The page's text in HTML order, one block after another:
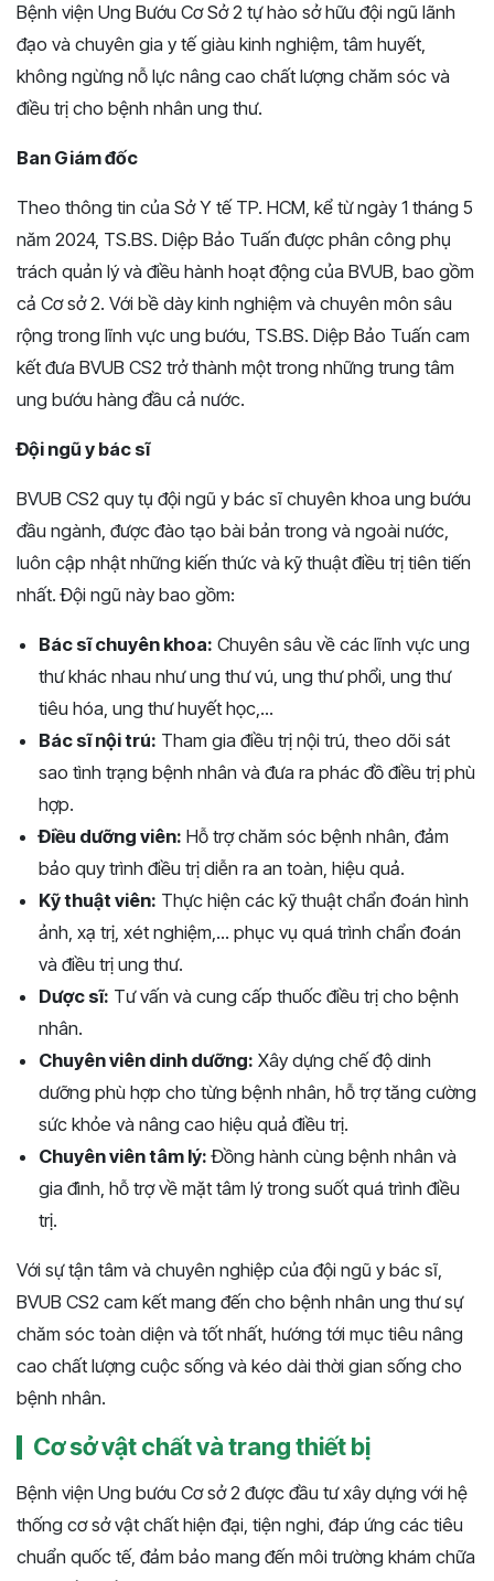
Bệnh viện Ung Bướu Cơ Sở 2 tự hào sở hữu đội ngũ lãnh
đạo và chuyên gia y tế giàu kinh nghiệm, tâm huyết,
không ngừng nỗ lực nâng cao chất lượng chăm sóc và
điều trị cho bệnh nhân ung thư.
Ban Giám đốc
Theo thông tin của Sở Y tế TP. HCM, kể từ ngày 1 tháng 5
năm 2024, TS.BS. Diệp Bảo Tuấn được phân công phụ
trách quản lý và điều hành hoạt động của BVUB, bao gồm
cả Cơ sở 2. Với bề dày kinh nghiệm và chuyên môn sâu
rộng trong lĩnh vực ung bướu, TS.BS. Diệp Bảo Tuấn cam
kết đưa BVUB CS2 trở thành một trong những trung tâm
ung bướu hàng đầu cả nước.
Đội ngũ y bác sĩ
BVUB CS2 quy tụ đội ngũ y bác sĩ chuyên khoa ung bướu
đầu ngành, được đào tạo bài bản trong và ngoài nước,
luôn cập nhật những kiến thức và kỹ thuật điều trị tiên tiến
nhất. Đội ngũ này bao gồm:
Bác sĩ chuyên khoa: Chuyên sâu về các lĩnh vực ung
thư khác nhau như ung thư vú, ung thư phổi, ung thư
tiêu hóa, ung thư huyết học,...
Bác sĩ nội trú: Tham gia điều trị nội trú, theo dõi sát
sao tình trạng bệnh nhân và đưa ra phác đồ điều trị phù
hợp.
Điều dưỡng viên: Hỗ trợ chăm sóc bệnh nhân, đảm
bảo quy trình điều trị diễn ra an toàn, hiệu quả.
Kỹ thuật viên: Thực hiện các kỹ thuật chẩn đoán hình
ảnh, xạ trị, xét nghiệm,... phục vụ quá trình chẩn đoán
và điều trị ung thư.
Dược sĩ: Tư vấn và cung cấp thuốc điều trị cho bệnh
nhân.
Chuyên viên dinh dưỡng: Xây dựng chế độ dinh
dưỡng phù hợp cho từng bệnh nhân, hỗ trợ tăng cường
sức khỏe và nâng cao hiệu quả điều trị.
Chuyên viên tâm lý: Đồng hành cùng bệnh nhân và
gia đình, hỗ trợ về mặt tâm lý trong suốt quá trình điều
trị.
Với sự tận tâm và chuyên nghiệp của đội ngũ y bác sĩ,
BVUB CS2 cam kết mang đến cho bệnh nhân ung thư sự
chăm sóc toàn diện và tốt nhất, hướng tới mục tiêu nâng
cao chất lượng cuộc sống và kéo dài thời gian sống cho
bệnh nhân.
Cơ sở vật chất và trang thiết bị
Bệnh viện Ung bướu Cơ sở 2 được đầu tư xây dựng với hệ
thống cơ sở vật chất hiện đại, tiện nghi, đáp ứng các tiêu
chuẩn quốc tế, đảm bảo mang đến môi trường khám chữa